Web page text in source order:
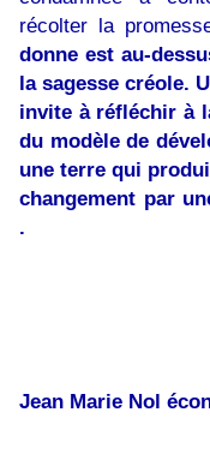
récolter la
donne est au-
la sagesse créole.
invite à réfléchir à
du modèle de
une terre qui
changement par
.
Jean Marie Nol